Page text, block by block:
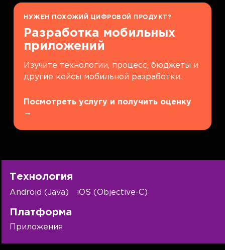
НУЖЕН ПОХОЖИЙ ЦИФРОВОЙ ПРОДУКТ?
Разработка мобильных
приложений
Изучите технологии, процесс, бюджеты и
другие кейсы мобильной разработки.
Посмотреть услугу и получить оценку
→
Технология
Android (Java) iOS (Objective-C)
Платформа
Приложения